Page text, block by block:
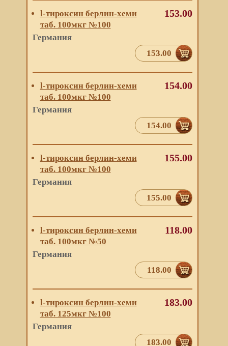
l-тироксин берлин-хеми
таб. 100мкг №100
Германия
153.00
153.00
l-тироксин берлин-хеми
таб. 100мкг №100
Германия
154.00
154.00
l-тироксин берлин-хеми
таб. 100мкг №100
Германия
155.00
155.00
l-тироксин берлин-хеми
таб. 100мкг №50
Германия
118.00
118.00
l-тироксин берлин-хеми
таб. 125мкг №100
Германия
183.00
183.00